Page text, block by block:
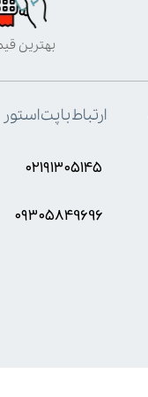
بهترین
ارتباط با پت استور
۰۲۱۹۱۳۰۵۱۴۵
۰۹۳۰۵8۴9696